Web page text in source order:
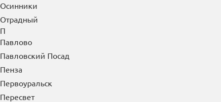
Осинники
Отрадный
П
Павлово
Павловский Посад
Пенза
Первоуральск
Пересвет